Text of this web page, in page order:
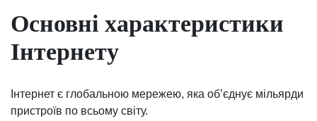
Основні характеристики
Інтернету
Інтернет є глобальною мережею, яка об’єднує мільярди
пристроїв по всьому світу.